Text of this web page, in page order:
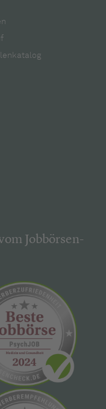
Jobbörsen-